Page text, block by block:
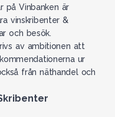
på Vinbanken är
vinskribenter &
och besök.
av ambitionen att
ur
från näthandel och